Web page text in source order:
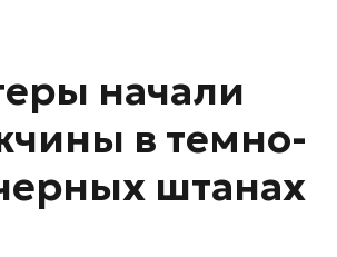
начали
в темно-
штанах